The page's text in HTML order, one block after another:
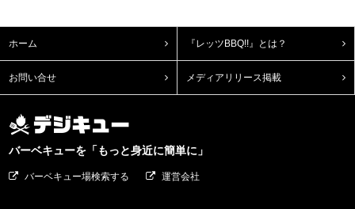
ホーム 『レッツBBQ!!』とは？
お問い合せ メディアリリース掲載
バーベキューを「もっと身近に簡単に」
バーベキュー場検索する 運営会社